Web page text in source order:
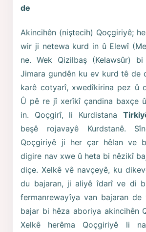
de
Akincihên (niştecih) Qoçgiriyê;
wir ji netewa kurd in û Elewî
ne. Wek Qizilbaş (Kelawsûr)
Jimara gundên ku ev kurd tê de
karê cotyarî, xwedîkirina pez û
Û pê re jî xerîkî çandina baxçe
in. Qoçgirî, li Kurdistana
beşê rojavayê Kurdstanê.
Qoçgiriyê ji her çar hêlan ve
digire nav xwe û heta bi nêzikî
diçe. Xelkê vê navçeyê, ku
du bajaran, ji aliyê îdarî ve di
fermanrewayîya van bajaran
bajar bi hêza aboriya akincihên
Xelkê herêma Qoçgiriyê li